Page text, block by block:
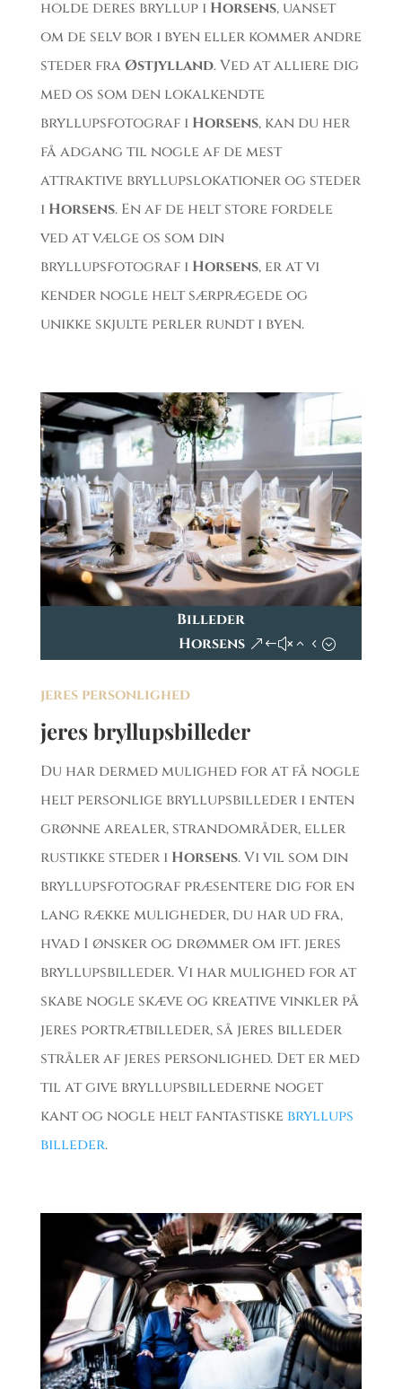
holde deres bryllup i Horsens, uanset
om de selv bor i byen eller kommer andre
steder fraØstjylland. Ved at alliere dig
med os som den lokalkendte
bryllupsfotograf i Horsens, kan du her
få adgang til nogle af de mest
attraktive bryllupslokationer og steder
i Horsens. En af de helt store fordele
ved at vælge os som din
bryllupsfotograf i Horsens, er at vi
kender nogle helt særprægede og
unikke skjulte perler rundt i byen.
Billeder
Horsens
jeres personlighed
jeres bryllupsbilleder
Du har dermed mulighed for at få nogle
helt personlige bryllupsbilleder i enten
grønne arealer, strandområder, eller
rustikke steder i Horsens. Vi vil som din
bryllupsfotograf præsentere dig for en
lang række muligheder, du har ud fra,
hvad I ønsker og drømmer om ift. jeres
bryllupsbilleder. Vi har mulighed for at
skabe nogle skæve og kreative vinkler på
jeres portrætbilleder, så jeres billeder
stråler af jeres personlighed. Det er med
til at give bryllupsbillederne noget
kant og nogle helt fantastiske bryllups
billeder.